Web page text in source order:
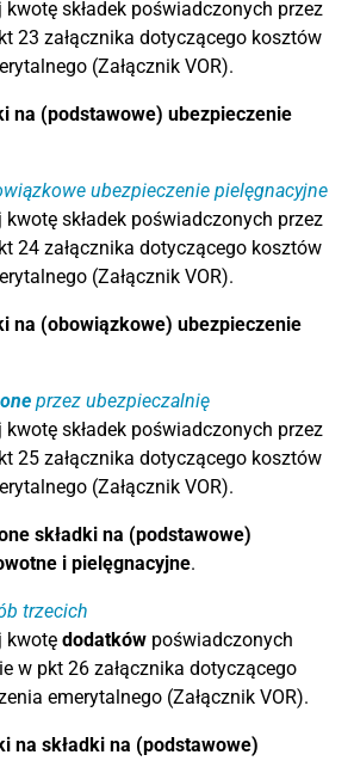
składek poświadczonych przez
23 załącznika dotyczącego kosztów
(Załącznik VOR).
na (podstawowe) ubezpieczenie
ubezpieczenie pielęgnacyjne
składek poświadczonych przez
24 załącznika dotyczącego kosztów
(Załącznik VOR).
na (obowiązkowe) ubezpieczenie
przez ubezpieczalnię
składek poświadczonych przez
25 załącznika dotyczącego kosztów
(Załącznik VOR).
składki na (podstawowe)
i pielęgnacyjne.
trzecich
kwotę dodatków poświadczonych
w pkt 26 załącznika dotyczącego
emerytalnego (Załącznik VOR).
na składki na (podstawowe)